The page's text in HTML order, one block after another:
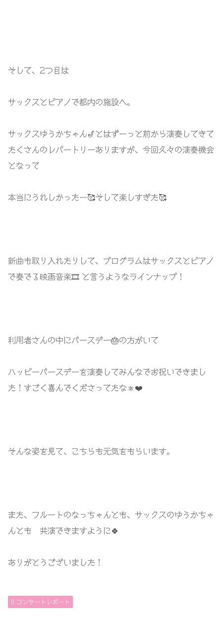
そして、2つ目は
サックスとピアノで都内の施設へ。
サックスゆうかちゃん🎷とはずーっと前から演奏してきて
たくさんのレパートリーありますが、今回久々の演奏機会
となって
本当にうれしかったー🥰そして楽しすぎた🥰
新曲も取り入れたりして、プログラムはサックスとピアノ
で奏でる映画音楽🎞️ と言うようなラインナップ！
利用者さんの中にバースデー🎂の方がいて
ハッピーバースデーを演奏してみんなでお祝いできまし
た！すごく喜んでくださってたなぁ❤️
そんな姿を見て、こちらも元気をもらいます。
また、フルートのなっちゃんとも、サックスのゆうかちゃ
んとも 共演できますように🍀
ありがとうございました！
コンサートレポート